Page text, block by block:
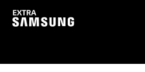
Vzhledem k aktuální situaci se může
zpozdit. Děkujeme